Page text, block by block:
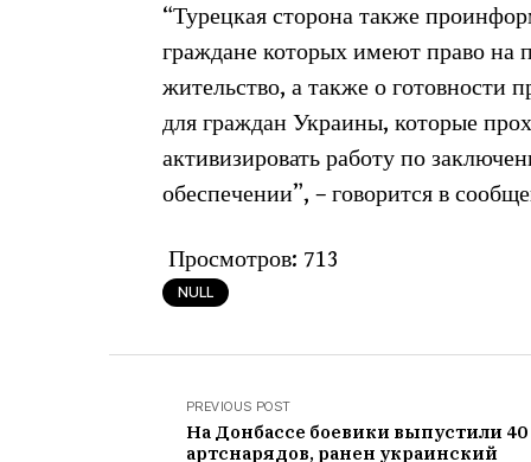
“Турецкая сторона также
граждане которых имеют право на
жительство, а также о готовности
для граждан Украины, которые
активизировать работу по
обеспечении”, – говорится в
Просмотров: 713
NULL
PREVIOUS POST
На Донбассе боевики выпустили 40
артснарядов, ранен украинский